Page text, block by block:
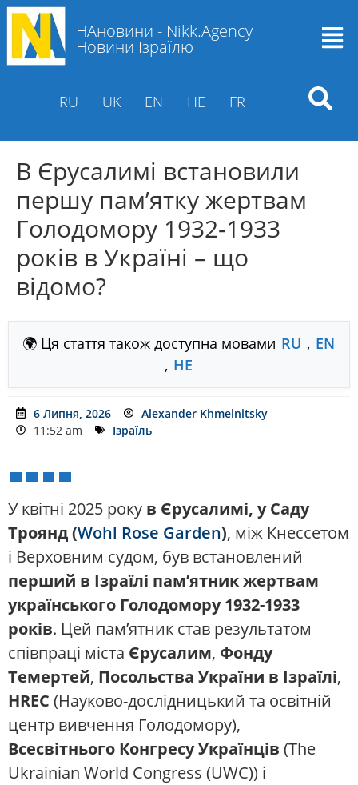
НАновини - Nikk.Agency
Новини Ізраїлю
RU UK EN HE FR
В Єрусалимі встановили
першу пам’ятку жертвам
Голодомору 1932-1933
років в Україні – що
відомо?
🌍 Ця стаття також доступна мовами RU , EN
, HE
6 Липня, 2026
Alexander Khmelnitsky
11:52 am
Ізраїль
У квітні 2025 року в Єрусалимі, у Саду
Троянд (Wohl Rose Garden), між Кнессетом
і Верховним судом, був встановлений
перший в Ізраїлі пам’ятник жертвам
українського Голодомору 1932-1933
років. Цей пам’ятник став результатом
співпраці міста Єрусалим, Фонду
Темертей, Посольства України в Ізраїлі,
HREC (Науково-дослідницький та освітній
центр вивчення Голодомору),
Всесвітнього Конгресу Українців (The
Ukrainian World Congress (UWC)) і